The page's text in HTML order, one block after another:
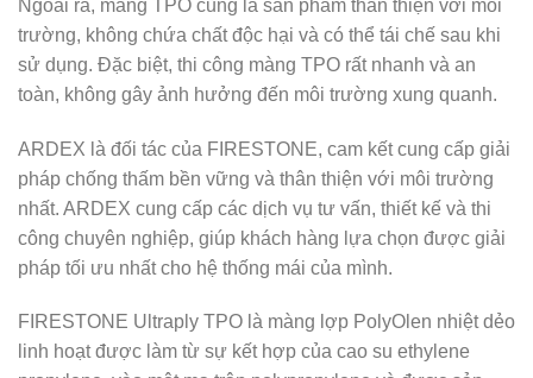
Ngoài ra, màng TPO cũng là sản phẩm thân thiện với môi
trường, không chứa chất độc hại và có thể tái chế sau khi
sử dụng. Đặc biệt, thi công màng TPO rất nhanh và an
toàn, không gây ảnh hưởng đến môi trường xung quanh.
ARDEX là đối tác của FIRESTONE, cam kết cung cấp giải
pháp chống thấm bền vững và thân thiện với môi trường
nhất. ARDEX cung cấp các dịch vụ tư vấn, thiết kế và thi
công chuyên nghiệp, giúp khách hàng lựa chọn được giải
pháp tối ưu nhất cho hệ thống mái của mình.
FIRESTONE Ultraply TPO là màng lợp PolyOlen nhiệt dẻo
linh hoạt được làm từ sự kết hợp của cao su ethylene